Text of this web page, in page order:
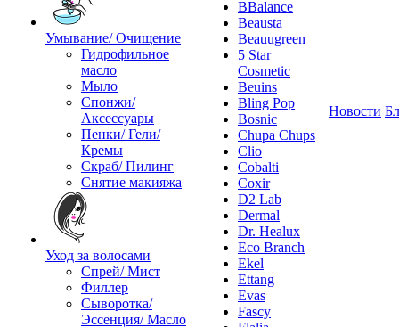
Умывание/ Очищение
Гидрофильное
масло
Мыло
Спонжи/
Аксессуары
Пенки/ Гели/
Кремы
Скраб/ Пилинг
Снятие макияжа
Уход за волосами
Спрей/ Мист
Филлер
Сыворотка/
Эссенция/ Масло
BBalance
Beausta
Beauugreen
5 Star
Cosmetic
Beuins
Bling Pop
Bosnic
Chupa Chups
Clio
Cobalti
Coxir
D2 Lab
Dermal
Dr. Healux
Eco Branch
Ekel
Ettang
Evas
Fascy
Новости